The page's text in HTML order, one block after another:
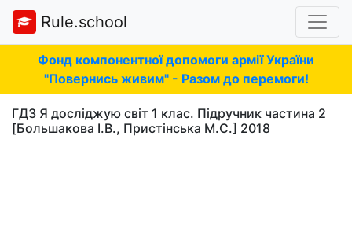
Rule.school
Фонд компонентної допомоги армії України
"Повернись живим" - Разом до перемоги!
ГДЗ Я досліджую світ 1 клас. Підручник частина 2
[Большакова І.В., Пристінська М.С.] 2018